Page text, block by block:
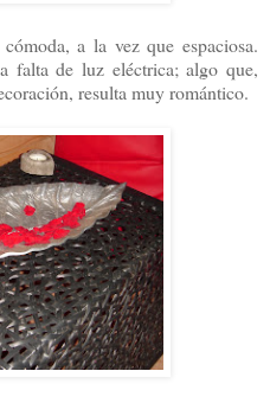
a la vez que espaciosa.
falta de luz eléctrica; algo que,
resulta muy romántico.